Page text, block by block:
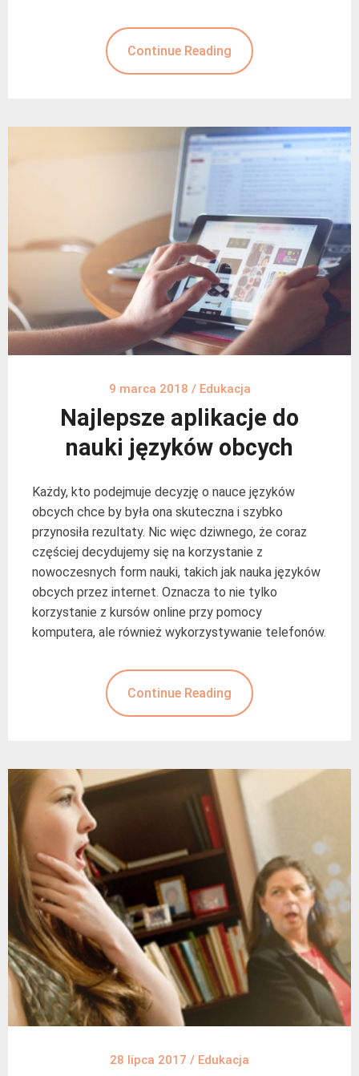
Continue Reading
9 marca 2018 / Edukacja
Najlepsze aplikacje do
nauki języków obcych
Każdy, kto podejmuje decyzję o nauce języków
obcych chce by była ona skuteczna i szybko
przynosiła rezultaty. Nic więc dziwnego, że coraz
częściej decydujemy się na korzystanie z
nowoczesnych form nauki, takich jak nauka języków
obcych przez internet. Oznacza to nie tylko
korzystanie z kursów online przy pomocy
komputera, ale również wykorzystywanie telefonów.
Continue Reading
28 lipca 2017 / Edukacja